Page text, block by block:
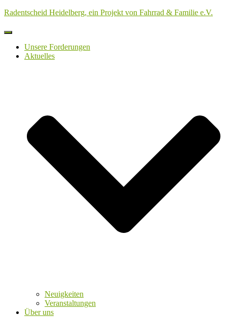
Radentscheid Heidelberg, ein Projekt von Fahrrad & Familie e.V.
Navigation
umschaltenUnsere Forderungen
Aktuelles
Neuigkeiten
Veranstaltungen
Über uns